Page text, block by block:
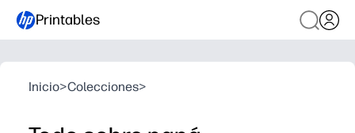
Printables
Inicio>Colecciones>